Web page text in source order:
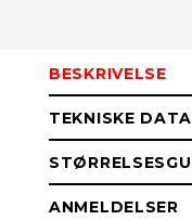
L
BESKRIVELSE
TEKNISKE DATA
ANMELDELSER